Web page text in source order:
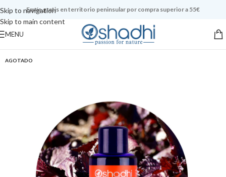
Skip to navigation
Skip to main content
Envío gratis en territorio peninsular por compra superior a 55€
MENU
AGOTADO